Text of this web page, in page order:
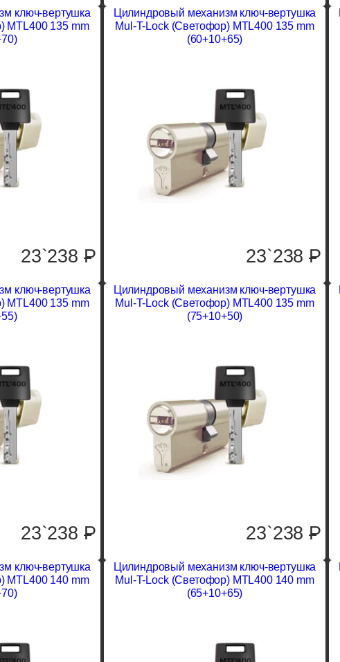
ключ-вертушка
MTL400 135 mm
23`238 P
Цилиндровый механизм ключ-вертушка
Mul-T-Lock (Светофор) MTL400 135 mm
(60+10+65)
23`238P
ключ-вертушка
MTL400 135 mm
23`238 P
Цилиндровый механизм ключ-вертушка
Mul-T-Lock (Светофор) MTL400 135 mm
(75+10+50)
23`238P
ключ-вертушка
MTL400 140 mm
Цилиндровый механизм ключ-вертушка
Mul-T-Lock (Светофор) MTL400 140 mm
(65+10+65)